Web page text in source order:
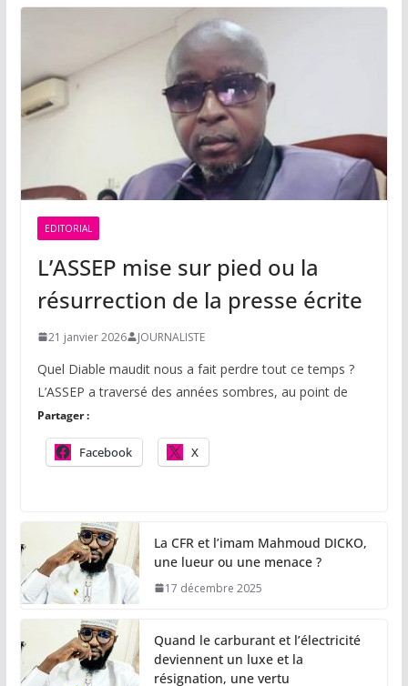
EDITORIAL
L’ASSEP mise sur pied ou la
résurrection de la presse écrite
21 janvier 2026 JOURNALISTE
Quel Diable maudit nous a fait perdre tout ce temps ?
L’ASSEP a traversé des années sombres, au point de
Partager :
Facebook X
La CFR et l’imam Mahmoud DICKO,
une lueur ou une menace ?
17 décembre 2025
Quand le carburant et l’électricité
deviennent un luxe et la
résignation, une vertu